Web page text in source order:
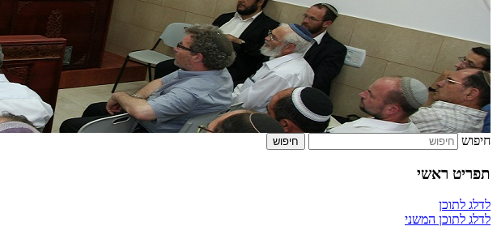
חיפוש
תפריט ראשי
לדלג לתוכן
לדלג לתוכן המשני